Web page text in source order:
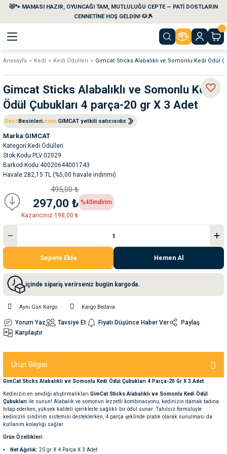
😻🐾 MAMASI HAZIR, OYUNCAĞI TAM, MUTLULUĞU CEPTE — PATİ DOSTLARIN
CENNETİNE HOŞ GELDİN! 🐶🎾
Geri Dön
Geri Dön
Temizlik Ürünleri
Su Kabları
Kemikleri
Seyahat Ürünleri
Geri Dön
Geri Dön
Geri Dön
Geri Dön
Anasayfa Kedi Kedi Ödülleri Gimcat Sticks Alabalıklı ve Somonlu Kedi Ödül
Gimcat Sticks Alabalıklı ve Somonlu Kedi
Ödül Çubukları 4 parça-20 gr X 3 Adet
EvcilBesinleri.com GIMCAT yetkili satıcısıdır.
Marka GIMCAT
Kategori Kedi Ödülleri
Stok Kodu PLV.02029
Barkod Kodu 40020644001743
Havale 282,15 TL (%5,00 havale indirimi)
495,00 ₺
297,00 ₺
Kazancınız 198,00 ₺
%40indirim
Sepete Ekle Hemen Al
içinde sipariş verirseniz bugün kargoda.
Aynı Gün Kargo Kargo Bedava
Yorum Yaz Tavsiye Et Fiyatı Düşünce Haber Ver
Paylaş
Karşılaştır
Ürün Bilgisi
GimCat Sticks Alabalıklı ve Somonlu Kedi Ödül Çubukları 4 Parça-20 Gr X 3 Adet
Kedinizin en sevdiği atıştırmalıkları GimCat Sticks Alabalıklı ve Somonlu Kedi Ödül
Çubukları ile sunun! Alabalık ve somonun lezzetli kombinasyonu, kedinizin damak tadına
hitap ederken, yüksek kaliteli içeriklerle sağlıklı bir ödül sunar. Tahılsız formülüyle
kedinizin sindirim sistemini desteklerken, 4 parça şeklinde pratik olarak sunulması da
kullanım kolaylığı sağlar.
Ürün Özellikleri:
Net Ağırlık: 20 gr X 4 Parça X 3 Adet